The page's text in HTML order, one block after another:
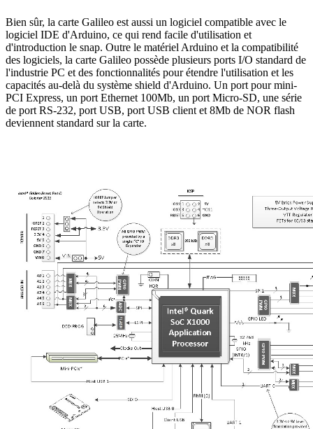
Bien sûr, la carte Galileo est aussi un logiciel compatible avec le
logiciel IDE d'Arduino, ce qui rend facile d'utilisation et
d'introduction le snap. Outre le matériel Arduino et la compatibilité
des logiciels, la carte Galileo possède plusieurs ports I/O standard de
l'industrie PC et des fonctionnalités pour étendre l'utilisation et les
capacités au-delà du système shield d'Arduino. Un port pour mini-
PCI Express, un port Ethernet 100Mb, un port Micro-SD, une série
de port RS-232, port USB, port USB client et 8Mb de NOR flash
deviennent standard sur la carte.